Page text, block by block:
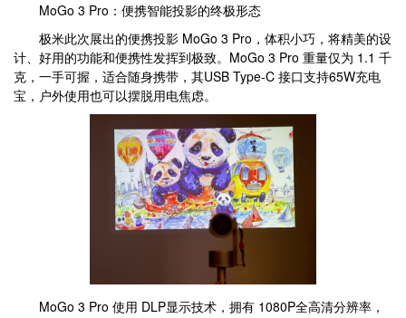
MoGo 3 Pro：便携智能投影的终极形态
极米此次展出的便携投影 MoGo 3 Pro，体积小巧，将精美的设
计、好用的功能和便携性发挥到极致。MoGo 3 Pro 重量仅为 1.1 千
克，一手可握，适合随身携带，其USB Type-C 接口支持65W充电
宝，户外使用也可以摆脱用电焦虑。
MoGo 3 Pro 使用 DLP显示技术，拥有 1080P全高清分辨率，